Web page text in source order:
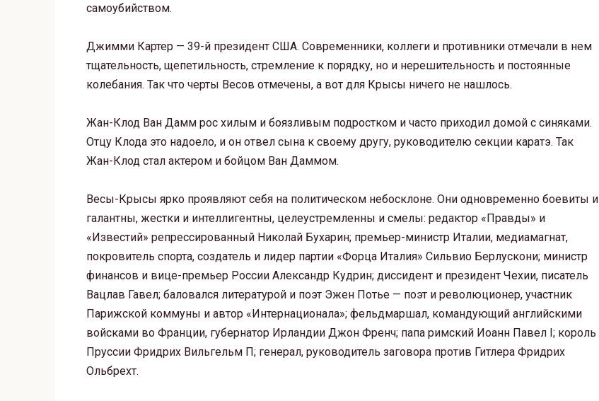
самоубийством.
Джимми Картер — 39-й президент США. Современники, коллеги и противники отмечали в нем
тщательность, щепетильность, стремление к порядку, но и нерешительность и постоянные
колебания. Так что черты Весов отмечены, а вот для Крысы ничего не нашлось.
Жан-Клод Ван Дамм рос хилым и боязливым подростком и часто приходил домой с синяками.
Отцу Клода это надоело, и он отвел сына к своему другу, руководителю секции каратэ. Так
Жан-Клод стал актером и бойцом Ван Даммом.
Весы-Крысы ярко проявляют себя на политическом небосклоне. Они одновременно боевиты и
галантны, жестки и интеллигентны, целеустремленны и смелы: редактор «Правды» и
«Известий» репрессированный Николай Бухарин; премьер-министр Италии, медиамагнат,
покровитель спорта, создатель и лидер партии «Форца Италия» Сильвио Берлускони; министр
финансов и вице-премьер России Александр Кудрин; диссидент и президент Чехии, писатель
Вацлав Гавел; баловался литературой и поэт Эжен Потье — поэт и революционер, участник
Парижской коммуны и автор «Интернационала»; фельдмаршал, командующий английскими
войсками во Франции, губернатор Ирландии Джон Френч; папа римский Иоанн Павел I; король
Пруссии Фридрих Вильгельм П; генерал, руководитель заговора против Гитлера Фридрих
Ольбрехт.